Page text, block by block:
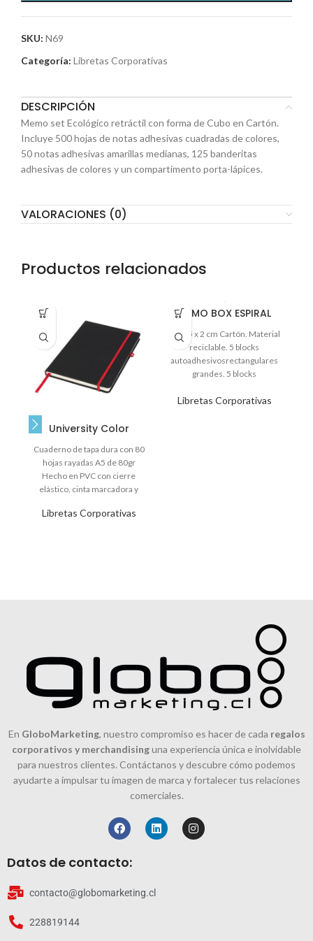
SKU: N69
Categoría: Libretas Corporativas
DESCRIPCIÓN
Memo set Ecológico retráctil con forma de Cubo en Cartón.
Incluye 500 hojas de notas adhesivas cuadradas de colores,
50 notas adhesivas amarillas medianas, 125 banderitas
adhesivas de colores y un compartimento porta-lápices.
VALORACIONES (0)
Productos relacionados
University Color
Libretas Corporativas
Cuaderno de tapa dura con 80
hojas rayadas A5 de 80gr
Hecho en PVC con cierre
elástico, cinta marcadora y
MEMO BOX ESPIRAL
Libretas Corporativas
7 x 7,5 x 2 cm Cartón. Material
reciclable. 5 blocks
autoadhesivosrectangulares
grandes. 5 blocks
chicos. Anillado.
En GloboMarketing, nuestro compromiso es hacer de cada regalos
corporativos y merchandisinguna experiencia única e inolvidable
para nuestros clientes. Contáctanos y descubre cómo podemos
ayudarte a impulsar tu imagen de marca y fortalecer tus relaciones
comerciales.
Datos de contacto:
contacto@globomarketing.cl
228819144